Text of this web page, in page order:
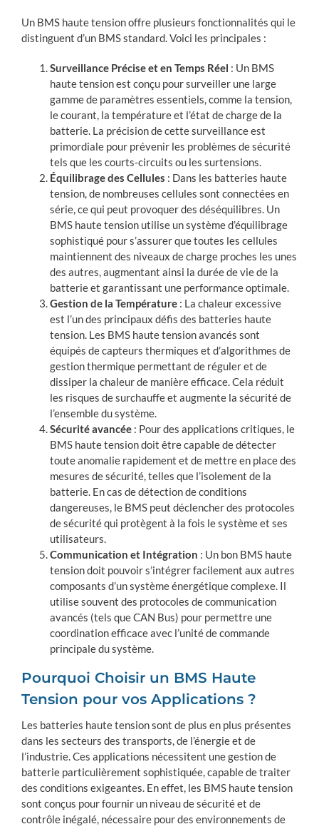
Un BMS haute tension offre plusieurs fonctionnalités qui le
distinguent d’un BMS standard. Voici les principales :
Surveillance Précise et en Temps Réel : Un BMS
haute tension est conçu pour surveiller une large
gamme de paramètres essentiels, comme la tension,
le courant, la température et l’état de charge de la
batterie. La précision de cette surveillance est
primordiale pour prévenir les problèmes de sécurité
tels que les courts-circuits ou les surtensions.
Équilibrage des Cellules : Dans les batteries haute
tension, de nombreuses cellules sont connectées en
série, ce qui peut provoquer des déséquilibres. Un
BMS haute tension utilise un système d’équilibrage
sophistiqué pour s’assurer que toutes les cellules
maintiennent des niveaux de charge proches les unes
des autres, augmentant ainsi la durée de vie de la
batterie et garantissant une performance optimale.
Gestion de la Température : La chaleur excessive
est l’un des principaux défis des batteries haute
tension. Les BMS haute tension avancés sont
équipés de capteurs thermiques et d’algorithmes de
gestion thermique permettant de réguler et de
dissiper la chaleur de manière efficace. Cela réduit
les risques de surchauffe et augmente la sécurité de
l’ensemble du système.
Sécurité avancée : Pour des applications critiques, le
BMS haute tension doit être capable de détecter
toute anomalie rapidement et de mettre en place des
mesures de sécurité, telles que l’isolement de la
batterie. En cas de détection de conditions
dangereuses, le BMS peut déclencher des protocoles
de sécurité qui protègent à la fois le système et ses
utilisateurs.
Communication et Intégration : Un bon BMS haute
tension doit pouvoir s’intégrer facilement aux autres
composants d’un système énergétique complexe. Il
utilise souvent des protocoles de communication
avancés (tels que CAN Bus) pour permettre une
coordination efficace avec l’unité de commande
principale du système.
Pourquoi Choisir un BMS Haute
Tension pour vos Applications ?
Les batteries haute tension sont de plus en plus présentes
dans les secteurs des transports, de l’énergie et de
l’industrie. Ces applications nécessitent une gestion de
batterie particulièrement sophistiquée, capable de traiter
des conditions exigeantes. En effet, les BMS haute tension
sont conçus pour fournir un niveau de sécurité et de
contrôle inégalé, nécessaire pour des environnements de